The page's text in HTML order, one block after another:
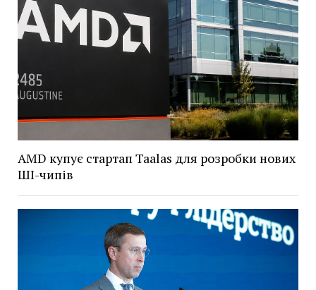
AMD купує стартап Taalas для розробки нових
ШІ-чипів